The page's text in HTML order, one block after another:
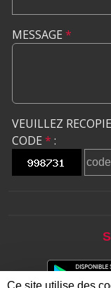
MESSAGE *
VEUILLEZ
CODE * :
Ce site utilise des